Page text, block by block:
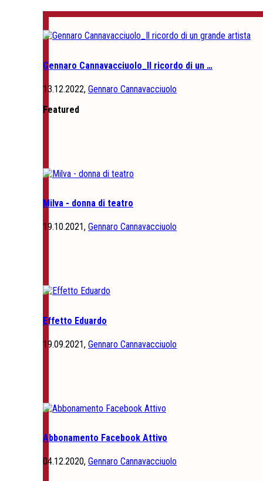
Gennaro Cannavacciuolo_Il ricordo di un …
13.12.2022, Gennaro Cannavacciuolo
Featured
Milva - donna di teatro
19.10.2021, Gennaro Cannavacciuolo
Effetto Eduardo
19.09.2021, Gennaro Cannavacciuolo
Abbonamento Facebook Attivo
04.12.2020, Gennaro Cannavacciuolo